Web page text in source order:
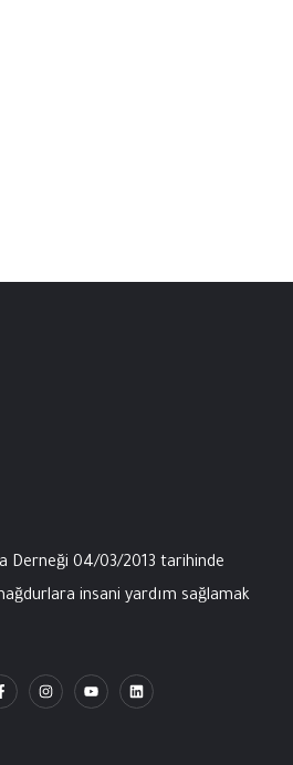
Derneği 04/03/2013tarihinde
insani yardım sağlamak